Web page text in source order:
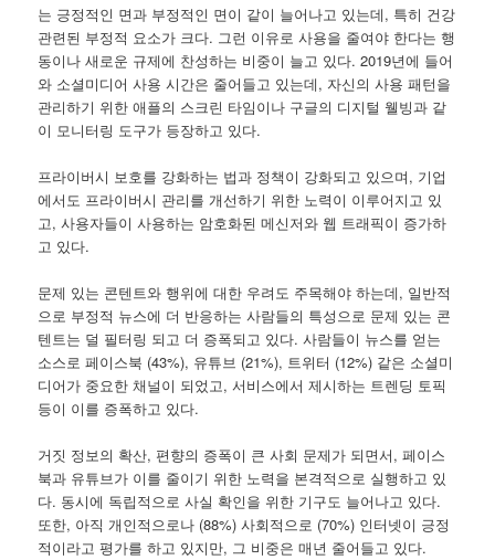
는 긍정적인 면과 부정적인 면이 같이 늘어나고 있는데, 특히 건강
관련된 부정적 요소가 크다. 그런 이유로 사용을 줄여야 한다는 행
동이나 새로운 규제에 찬성하는 비중이 늘고 있다. 2019년에 들어
와 소셜미디어 사용 시간은 줄어들고 있는데, 자신의 사용 패턴을
관리하기 위한 애플의 스크린 타임이나 구글의 디지털 웰빙과 같
이 모니터링 도구가 등장하고 있다.
프라이버시 보호를 강화하는 법과 정책이 강화되고 있으며, 기업
에서도 프라이버시 관리를 개선하기 위한 노력이 이루어지고 있
고, 사용자들이 사용하는 암호화된 메신저와 웹 트래픽이 증가하
고 있다.
문제 있는 콘텐트와 행위에 대한 우려도 주목해야 하는데, 일반적
으로 부정적 뉴스에 더 반응하는 사람들의 특성으로 문제 있는 콘
텐트는 덜 필터링 되고 더 증폭되고 있다. 사람들이 뉴스를 얻는
소스로 페이스북 (43%), 유튜브 (21%), 트위터 (12%) 같은 소셜미
디어가 중요한 채널이 되었고, 서비스에서 제시하는 트렌딩 토픽
등이 이를 증폭하고 있다.
거짓 정보의 확산, 편향의 증폭이 큰 사회 문제가 되면서, 페이스
북과 유튜브가 이를 줄이기 위한 노력을 본격적으로 실행하고 있
다. 동시에 독립적으로 사실 확인을 위한 기구도 늘어나고 있다.
또한, 아직 개인적으로나 (88%) 사회적으로 (70%) 인터넷이 긍정
적이라고 평가를 하고 있지만, 그 비중은 매년 줄어들고 있다.